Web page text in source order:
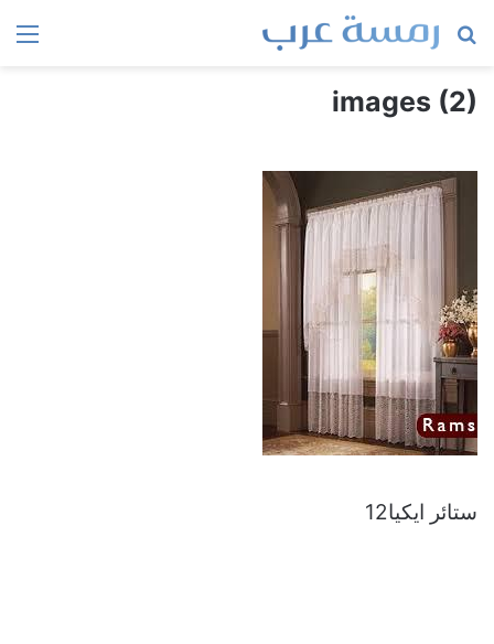
بحث
images (2)
ستائر ايكيا12